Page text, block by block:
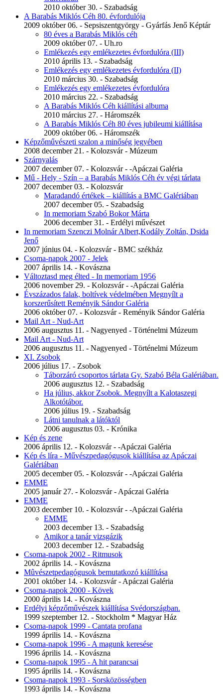
2010 október 30. - Szabadság
A Barabás Miklós Céh 80. évfordulója
2009 október 06. - Sepsiszentgyörgy - Gyárfás Jenő Képtár
80 éves a Barabás Miklós céh
2009 október 07. - Uh.ro
Emlékezés egy emlékezetes évfordulóra (III)
2010 április 13. - Szabadság
Emlékezés egy emlékezetes évfordulóra (II)
2010 március 30. - Szabadság
Emlékezés egy emlékezetes évfordulóra
2010 március 22. - Szabadság
A Barabás Miklós Céh kiállítási albuma
2010 március 27. - Háromszék
A Barabás Miklós Céh 80 éves jubileumi kiállítása
2009 október 06. - Háromszék
Képzőművészeti szalon a minőség jegyében
2008 december 21. - Kolozsvár - Múzeum
Szárnyalás
2007 december 07. - Kolozsvár - -Apáczai Galéria
Mű - Hely - Szín – a Barabás Miklós Céh év végi tárlata
2007 december 03. - Kolozsvár
Maradandó értékek – kiállítás a BMC Galériában
2007 december 05. - Szabadság
In memoriam Szabó Bokor Márta
2006 december 31. - Erdélyi művészet
In memoriam Szenczi Molnár Albert,Kodály Zoltán, Dsida
Jenő
2007 június 04. - Kolozsvár - BMC székház
Csoma-napok 2007 - Jelek
2007 április 14. - Kovászna
Változtasd meg élted - In memoriam 1956
2006 november 29. - Kolozsvár - -Apáczai Galéria
Évszázados falak, boltívek védelmében Megnyílt a
korszerűsített Reményik Sándor Galéria
2006 október 07. - Kolozsvár - Reményik Sándor Galéria
Mail Art - Nud-Art
2006 augusztus 11. - Nagyenyed - Történelmi Múzeum
Mail Art - Nud-Art
2006 augusztus 11. - Nagyenyed - Történelmi Múzeum
XI. Zsobok
2006 július 17. - Zsobok
Táborzáró csoportos tárlata Gy. Szabó Béla Galériában.
2006 augusztus 12. - Szabadság
Ha július, akkor Zsobok. Megnyílt a Kalotaszegi
Alkotótábor.
2006 július 19. - Szabadság
Látni tanulnak a látóktól
2006 augusztus 03. - Krónika
Kép és zene
2006 április 12. - Kolozsvár - -Apáczai Galéria
Kép és líra - Művészpedagógusok kiállítása az Apáczai
Galériában
2005 december 05. - Kolozsvár - -Apáczai Galéria
EMME
2005 január 27. - Kolozsvár - Apáczai Galéria
EMME
2003 december 10. - Kolozsvár - -Apáczai Galéria
EMME
2003 december 13. - Szabadság
Amikor a tanár vizsgázik
2003 december 12. - Szabadság
Csoma-napok 2002 - Ritmusok
2002 április 14. - Kovászna
Mûvészetpedagógusok bemutatkozó kiállítása
2001 október 14. - Kolozsvár - Apáczai Galéria
Csoma-napok 2000 - Kövek
2000 április 14. - Kovászna
Erdélyi képzőművészek kiállítása Svédországban.
1999 szeptember 12. - Stockholm * Magyar Ház
Csoma-napok 1999 - Cantata profana
1999 április 14. - Kovászna
Csoma-napok 1996 - A magunk keresése
1996 április 14. - Kovászna
Csoma-napok 1995 - A hit parancsai
1995 április 14. - Kovászna
Csoma-napok 1993 - Sorsközösségben
1993 április 14. - Kovászna